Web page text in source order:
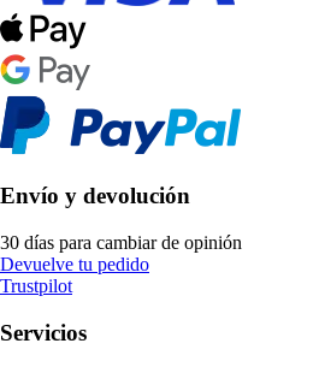
Envío y devolución
30 días para cambiar de opinión
Devuelve tu pedido
Trustpilot
Servicios